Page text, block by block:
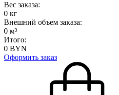
Вес заказа:
0 кг
Внешний объем заказа:
0 м³
Итого:
0 BYN
Оформить заказ